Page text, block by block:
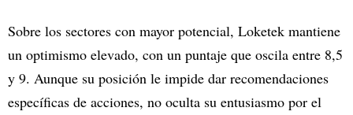
Sobre los sectores con mayor potencial, Loketek mantiene
un optimismo elevado, con un puntaje que oscila entre 8,5
y 9. Aunque su posición le impide dar recomendaciones
específicas de acciones, no oculta su entusiasmo por el